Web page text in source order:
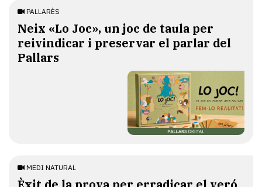
PALLARÈS
​Neix «Lo Joc», un joc de taula per
reivindicar i preservar el parlar del
Pallars
MEDI NATURAL